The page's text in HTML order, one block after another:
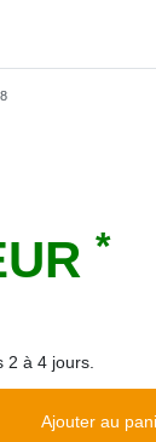
*
2 à 4 jours.
Ajouter au